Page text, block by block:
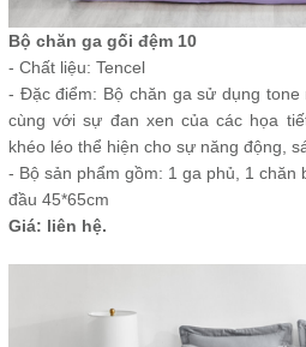
Bộ chăn ga gối đệm 10
- Chất liệu: Tencel
- Đặc điểm: Bộ chăn ga sử dụng
cùng với sự đan xen của các họa
khéo léo thể hiện cho sự năng động,
- Bộ sản phẩm gồm: 1 ga phủ, 1 chăn
đầu 45*65cm
Giá: liên hệ.